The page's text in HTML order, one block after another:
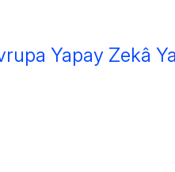
Yapay Zekâ